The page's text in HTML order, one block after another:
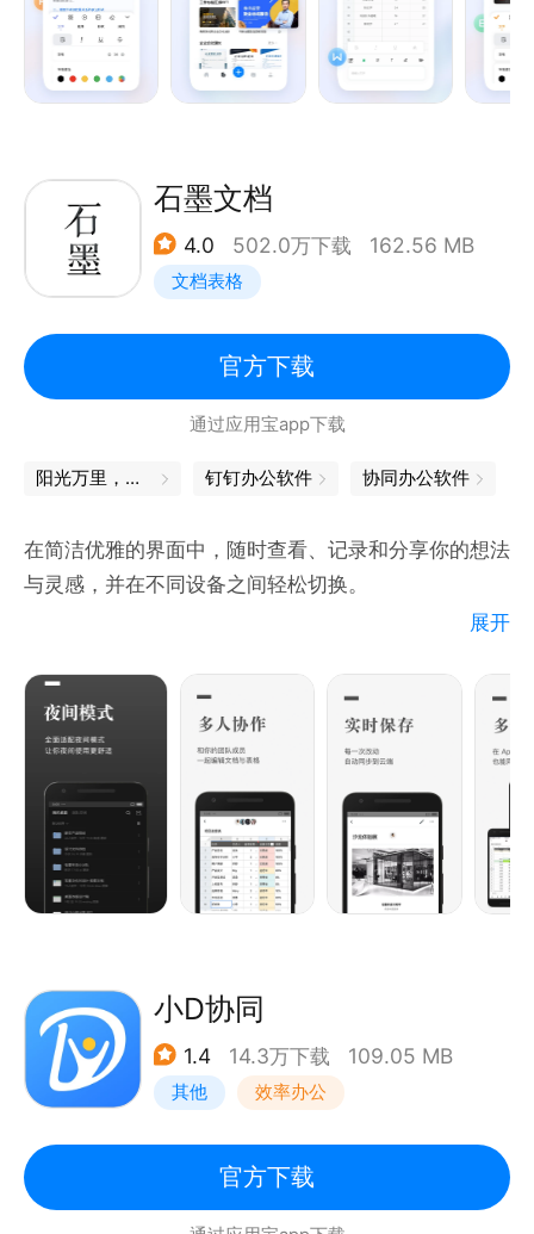
《实用模板》：海量实用模板上新了，个人简历、招聘
海报、常用合同等你来用。
《精品课程》：word实用小技巧，word从零入门教
石墨文档
4.0 502.0万下载 162.56 MB
文档表格
官方下载
通过应用宝app下载
阳光万里，我们一定能上岸！ 钉钉办公软件 协同办公软件
在简洁优雅的界面中，随时查看、记录和分享你的想法
与灵感，并在不同设备之间轻松切换。
网页端、微信端、App、手机、iPad、电脑......无需数
据线，就可以跨设备、跨平台查看、记录和修改你的文
档和表格，任何改动实时云端保存，再也不怕文件丢失
#简单优雅的界面，强大的编辑功能
不仅能在简约舒适的界面中，静下心来阅读和编辑，还
能发挥创造力，随意选择字体、字号、间距、颜色......
#支持一键导出图片、PDF、Word
除了直接分享文档，还支持一键生成精美长图、复制链
接、导出 PDF 和 Word，并自由分享到微信、钉钉、
微博、QQ 等多个平台。
如果你在使用石墨文档的过程中遇到任何问题，可以访
问石墨文档帮助中心（shimo.im/help）、在 App 内
展开
小D协同
1.4 14.3万下载 109.05 MB
其他 效率办公
官方下载